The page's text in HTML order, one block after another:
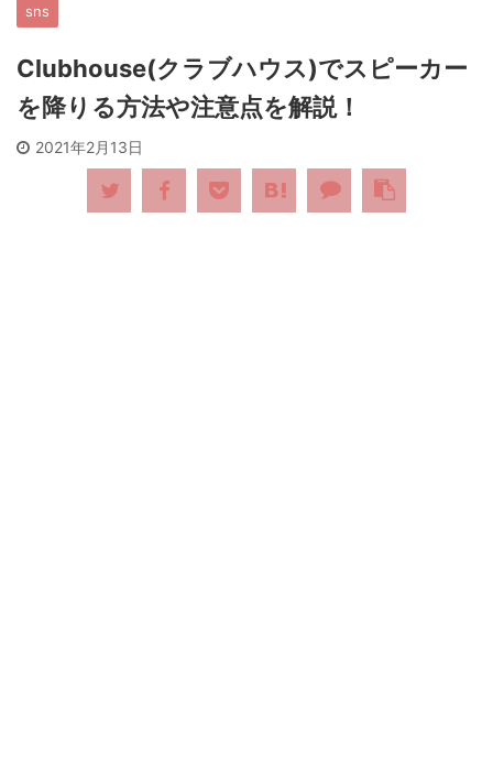
sns
Clubhouse(クラブハウス)でスピーカー
を降りる方法や注意点を解説！
2021年2月13日